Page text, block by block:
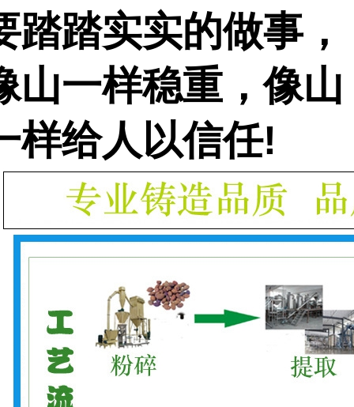
踏踏实实的做事，
山一样稳重，像山
样给人以信任!